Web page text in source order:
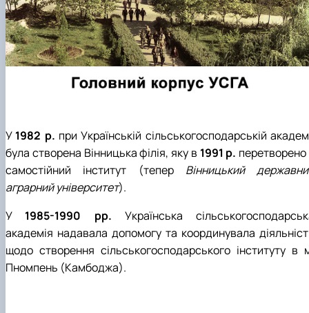
У 1982 р. при Українській сільськогосподарській
була створена Вінницька філія, яку в 1991 р. перетворено
самостійний інститут (тепер Вінницький
аграрний університет).
У 1985-1990 рр. Українська
академія надавала допомогу та координувала
щодо створення сільськогосподарського інституту в
Пномпень (Камбоджа).